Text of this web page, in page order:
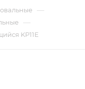
—
—
KP11E